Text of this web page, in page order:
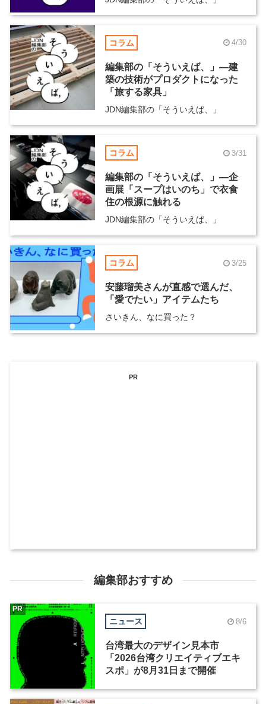
コラム 4/30
編集部の「そういえば、」―建
築の技術がプロダクトになった
「旅する家具」
JDN編集部の「そういえば、」
コラム 3/31
編集部の「そういえば、」―企
画展「スープはいのち」で衣食
住の根源に触れる
JDN編集部の「そういえば、」
コラム 3/25
安藤瑠美さんが直感で選んだ、
「愛でたい」アイテムたち
さいきん、なに買った？
PR
編集部おすすめ
ニュース 8/6
台湾最大のデザイン見本市
「2026台湾クリエイティブエキ
スポ」が8月31日まで開催
PR